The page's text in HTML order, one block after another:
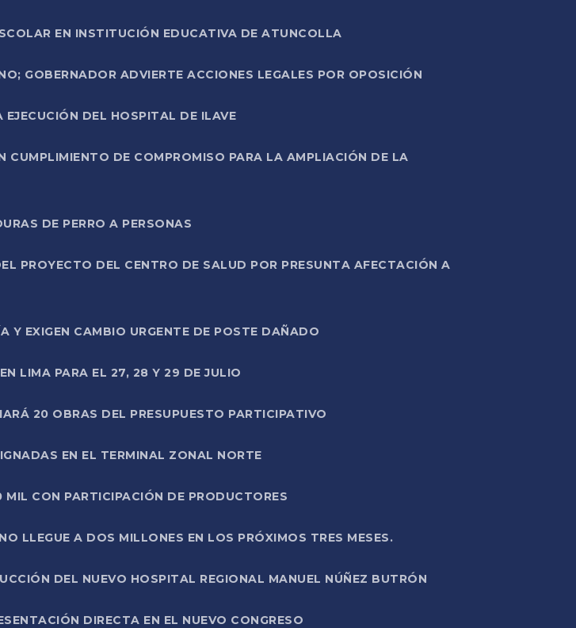
EN INSTITUCIÓN EDUCATIVA DE ATUNCOLLA
GOBERNADOR ADVIERTE ACCIONES LEGALES POR OPOSICIÓN
DEL HOSPITAL DE ILAVE
CUMPLIMIENTO DE COMPROMISO PARA LA AMPLIACIÓN DE LA
DE PERRO A PERSONAS
PROYECTO DEL CENTRO DE SALUD POR PRESUNTA AFECTACIÓN A
EXIGEN CAMBIO URGENTE DE POSTE DAÑADO
LIMA PARA EL 27, 28 Y 29 DE JULIO
20 OBRAS DEL PRESUPUESTO PARTICIPATIVO
EN EL TERMINAL ZONAL NORTE
CON PARTICIPACIÓN DE PRODUCTORES
LLEGUE A DOS MILLONES EN LOS PRÓXIMOS TRES MESES.
DEL NUEVO HOSPITAL REGIONAL MANUEL NÚÑEZ BUTRÓN
DIRECTA EN EL NUEVO CONGRESO